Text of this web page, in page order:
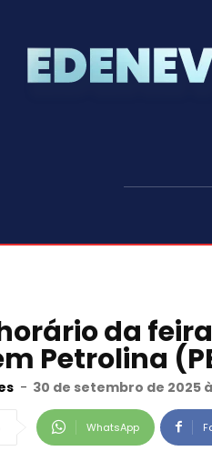
da
Petrolina
- 30 de setembro de 2025
WhatsApp